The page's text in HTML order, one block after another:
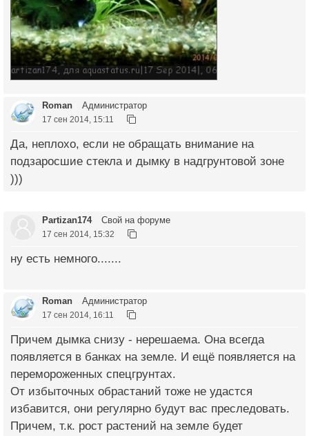
Roman Администратор
17 сен 2014, 15:11
Да, неплохо, если не обращать внимание на
подзаросшие стекла и дымку в надгрунтовой зоне
)))
Partizan174 Свой на форуме
17 сен 2014, 15:32
ну есть немного.......
Roman Администратор
17 сен 2014, 16:11
Причем дымка снизу - нерешаема. Она всегда
появляется в банках на земле. И ещё появляется на
перемороженных спецгрунтах.
От избыточных обрастаний тоже не удастся
избавится, они регулярно будут вас преследовать.
Причем, т.к. рост растений на земле будет